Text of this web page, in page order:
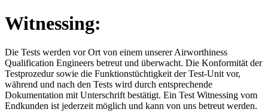
Witnessing:
Die Tests werden vor Ort von einem unserer Airworthiness
Qualification Engineers betreut und überwacht. Die Konformität der
Testprozedur sowie die Funktionstüchtigkeit der Test-Unit vor,
während und nach den Tests wird durch entsprechende
Dokumentation mit Unterschrift bestätigt. Ein Test Witnessing vom
Endkunden ist jederzeit möglich und kann von uns betreut werden.